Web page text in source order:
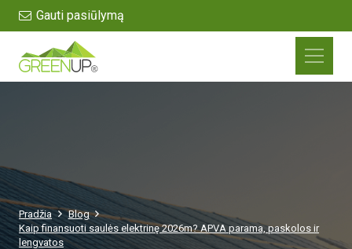
Gauti pasiūlymą
Pradžia
Blog
Kaip finansuoti saulės elektrinę 2026m? APVA parama, paskolos ir
lengvatos